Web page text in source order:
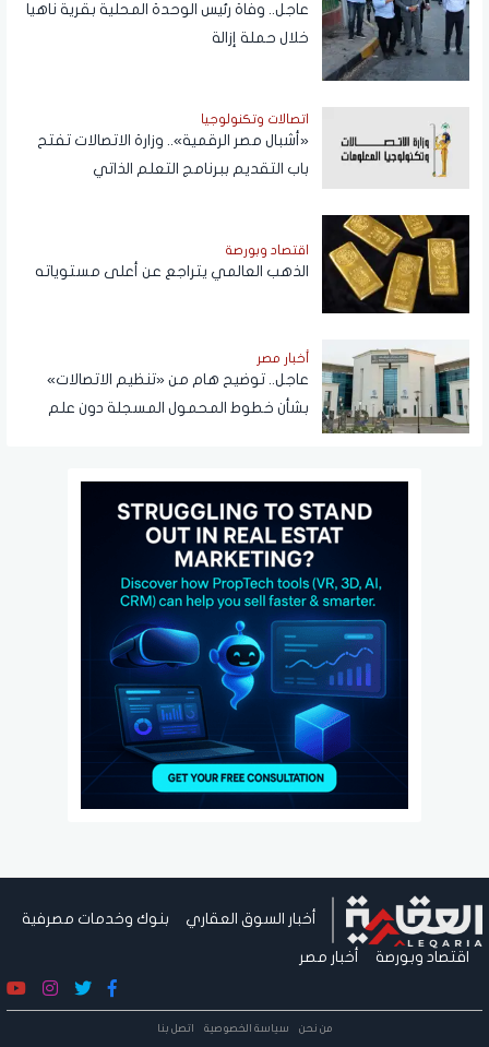
عاجل.. وفاة رئيس الوحدة المحلية بقرية ناهيا
خلال حملة إزالة
اتصالات وتكنولوجيا
«أشبال مصر الرقمية».. وزارة الاتصالات تفتح
باب التقديم ببرنامج التعلم الذاتي
اقتصاد وبورصة
الذهب العالمي يتراجع عن أعلى مستوياته
أخبار مصر
عاجل.. توضيح هام من «تنظيم الاتصالات»
بشأن خطوط المحمول المسجلة دون علم
أخبار السوق العقاري بنوك وخدمات مصرفية
اقتصاد وبورصة أخبار مصر
من نحن سياسة الخصوصية اتصل بنا